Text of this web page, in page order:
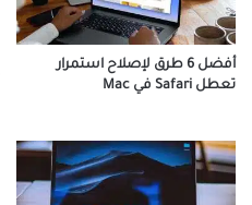
أفضل 6 طرق لإصلاح استمرار
تعطل Safari في Mac